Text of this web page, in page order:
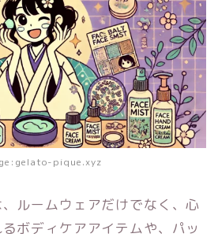
pique.xyz
ルームウェアだけでなく、心
ボディケアアイテムや、パッ